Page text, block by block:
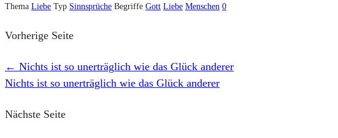
Thema Liebe Typ Sinnsprüche Begriffe Gott Liebe Menschen 0
Vorherige Seite
← Nichts ist so unerträglich wie das Glück anderer
Nichts ist so unerträglich wie das Glück anderer
Nächste Seite